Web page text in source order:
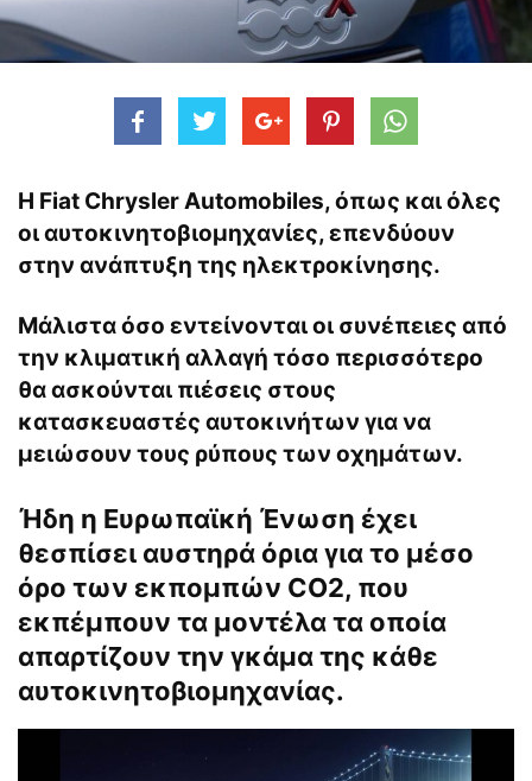
Η Fiat Chrysler Automobiles, όπως και όλες
οι αυτοκινητοβιομηχανίες, επενδύουν
στην ανάπτυξη της ηλεκτροκίνησης.
Μάλιστα όσο εντείνονται οι συνέπειες από
την κλιματική αλλαγή τόσο περισσότερο
θα ασκούνται πιέσεις στους
κατασκευαστές αυτοκινήτων για να
μειώσουν τους ρύπους των οχημάτων.
Ήδη η Ευρωπαϊκή Ένωση έχει
θεσπίσει αυστηρά όρια για το μέσο
όρο των εκπομπών CO2, που
εκπέμπουν τα μοντέλα τα οποία
απαρτίζουν την γκάμα της κάθε
αυτοκινητοβιομηχανίας.